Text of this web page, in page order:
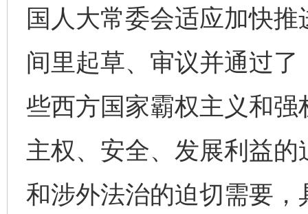
国人大常委会适应加快
间里起草、审议并通过
些西方国家霸权主义和
主权、安全、发展利益
和涉外法治的迫切需要